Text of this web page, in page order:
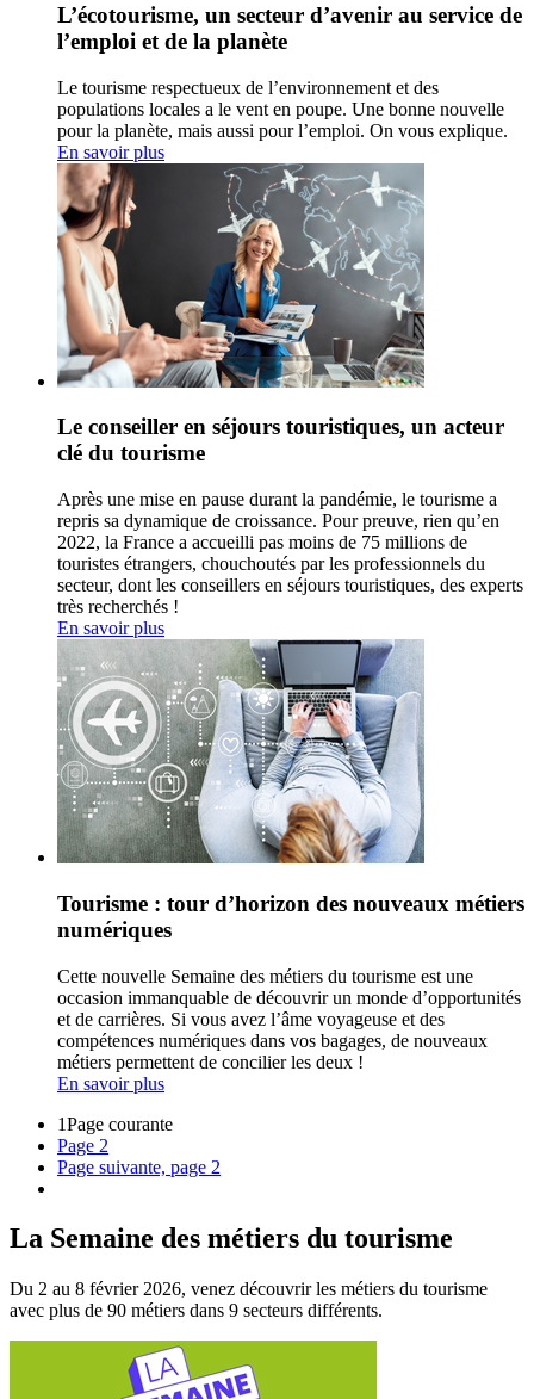
L’écotourisme, un secteur d’avenir au service de
l’emploi et de la planète
Le tourisme respectueux de l’environnement et des
populations locales a le vent en poupe. Une bonne nouvelle
pour la planète, mais aussi pour l’emploi. On vous explique.
En savoir plus
Le conseiller en séjours touristiques, un acteur
clé du tourisme
Après une mise en pause durant la pandémie, le tourisme a
repris sa dynamique de croissance. Pour preuve, rien qu’en
2022, la France a accueilli pas moins de 75 millions de
touristes étrangers, chouchoutés par les professionnels du
secteur, dont les conseillers en séjours touristiques, des experts
très recherchés !
En savoir plus
Tourisme : tour d’horizon des nouveaux métiers
numériques
Cette nouvelle Semaine des métiers du tourisme est une
occasion immanquable de découvrir un monde d’opportunités
et de carrières. Si vous avez l’âme voyageuse et des
compétences numériques dans vos bagages, de nouveaux
métiers permettent de concilier les deux !
En savoir plus
1Page courante
Page 2
Page suivante, page 2
La Semaine des métiers du tourisme
Du 2 au 8 février 2026, venez découvrir les métiers du tourisme
avec plus de 90 métiers dans 9 secteurs différents.